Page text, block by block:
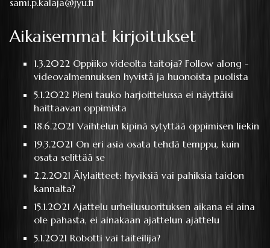
Aikaisemmat kirjoitukset
1.3.2022 Oppiiko videolta taitoja? Follow along -
videovalmennuksen hyvistä ja huonoista puolista
5.1.2022 Pieni tauko harjoittelussa ei näyttäisi
haittaavan oppimista
18.6.2021Vaihtelun kipinä sytyttää oppimisen liekin
19.3.2021 On eri asia osata tehdä temppu, kuin
osata selittää se
2.2.2021Älylaitteet: hyviksiä vai pahiksia taidon
kannalta?
15.1.2021Ajattelu urheilusuorituksen aikana ei aina
ole pahasta, ei ainakaan ajattelun ajattelu
5.1.2021 Robotti vai taiteilija?